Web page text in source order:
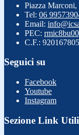
Piazza
Tel: 06
Email:
PEC:
C.F.:
Seguici su
Facebook
Youtube
Instagram
Sezione Link Utili